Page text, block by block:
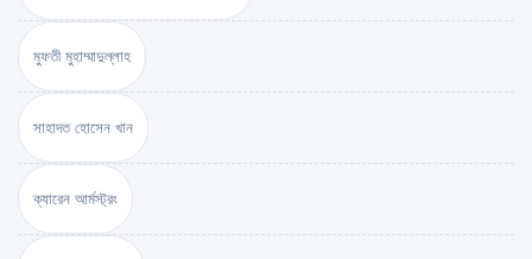
মুফতী মুহাম্মাদুল্লাহ
সাহাদত হোসেন খান
ক্যারেন আর্মস্ট্রং